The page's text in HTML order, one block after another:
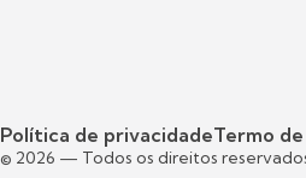
Política de privacidadeTermo de
2026 — Todos os direitos